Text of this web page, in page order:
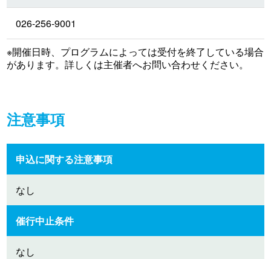
026-256-9001
※開催日時、プログラムによっては受付を終了している場合
があります。詳しくは主催者へお問い合わせください。
注意事項
申込に関する注意事項
なし
催行中止条件
なし